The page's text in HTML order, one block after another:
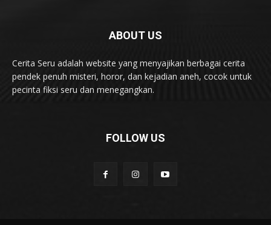
ABOUT US
Cerita Seru adalah website yang menyajikan berbagai cerita
pendek penuh misteri, horor, dan kejadian aneh, cocok untuk
pecinta fiksi seru dan menegangkan.
FOLLOW US